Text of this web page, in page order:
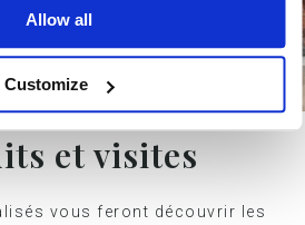
Allow all
Customize
et visites
vous feront découvrir les